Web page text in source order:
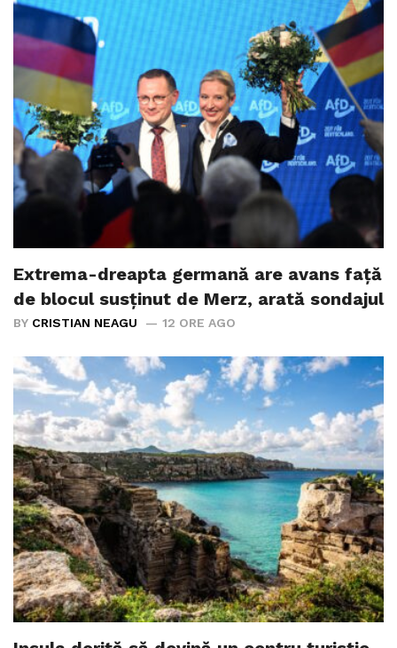
Extrema-dreapta germană are avans față
de blocul susținut de Merz, arată sondajul
BY CRISTIAN NEAGU 12 ORE AGO